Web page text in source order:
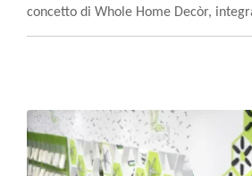
concetto di Whole Home Decòr,